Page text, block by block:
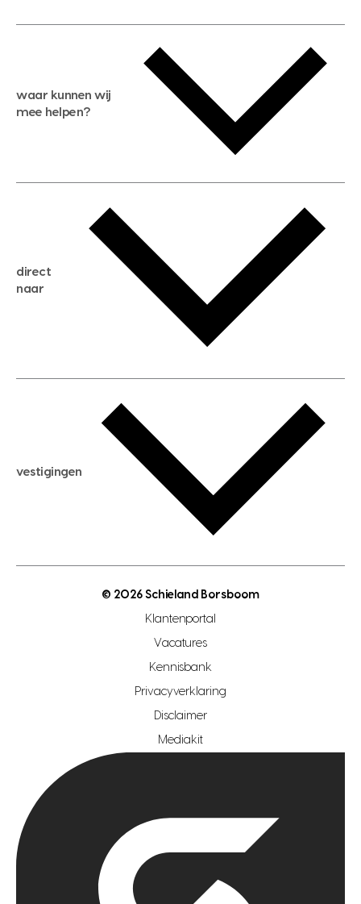
waar kunnen wij
mee helpen?
gratis zoekservice
huis verkopen
huis kopen
aankoopadvies
verkoopadvies
hypotheekadvies
direct
naar
hypotheek berekenen
maximale hypotheek berekenen
hypotheek bespaarcheck
gratis zoekprofiel aanmaken
open woningwaarde dag
vestigingen
makelaar regio zoetermeer
hypotheekshop regio den haag
hypotheekshop regio rotterdam
© 2026 Schieland Borsboom
Klantenportal
Vacatures
Kennisbank
Privacyverklaring
Disclaimer
Mediakit